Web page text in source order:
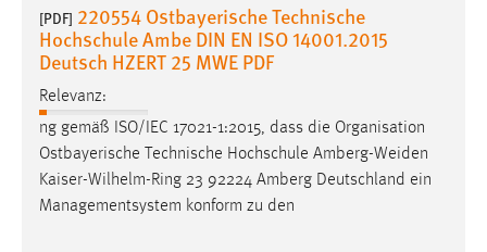
[PDF] 220554 Ostbayerische Technische
Hochschule Ambe DIN EN ISO 14001.2015
Deutsch HZERT 25 MWE PDF
Relevanz:
ng gemäß ISO/IEC 17021-1:2015, dass die Organisation
Ostbayerische Technische Hochschule Amberg-Weiden
Kaiser-Wilhelm-Ring 23 92224 Amberg Deutschland ein
Managementsystem konform zu den